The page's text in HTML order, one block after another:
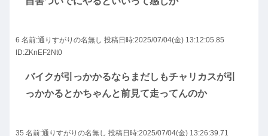
6 名前:通りすがりの名無し 投稿日時:2025/07/04(金) 13:12:05.85
ID:ZKnEF2Nt0
バイクが引っかかるならまだしもチャリカスが引
っかかるとかちゃんと前見て走ってんのか
35 名前:通りすがりの名無し 投稿日時:2025/07/04(金) 13:26:39.71